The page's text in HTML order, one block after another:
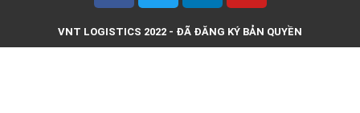
VNT LOGISTICS 2022 - ĐÃ ĐĂNG KÝ BẢN QUYỀN